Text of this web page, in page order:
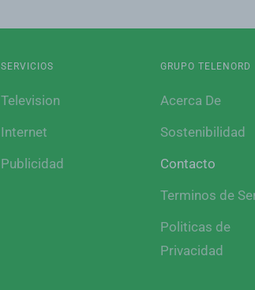
SERVICIOS
Television
Internet
Publicidad
GRUPO TELENORD
Acerca De
Sostenibilidad
Contacto
Terminos de
Politicas de
Privacidad